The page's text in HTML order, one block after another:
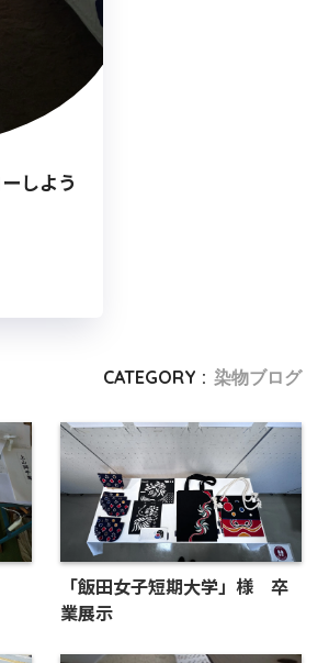
しよう
CATEGORY : 染物ブログ
「飯田女子短期大学」様 卒
業展示